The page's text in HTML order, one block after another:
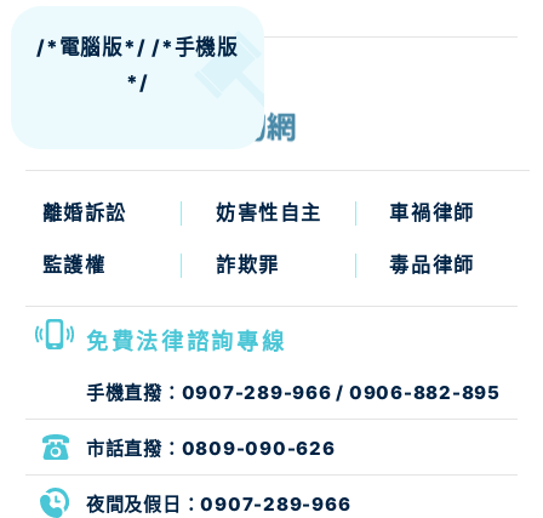
/*電腦版*//*手機版
*/
離婚訴訟 妨害性自主 車禍律師
監護權 詐欺罪 毒品律師
免費法律諮詢專線
手機直撥： 0907-289-966 / 0906-882-895
市話直撥： 0809-090-626
夜間及假日：0907-289-966